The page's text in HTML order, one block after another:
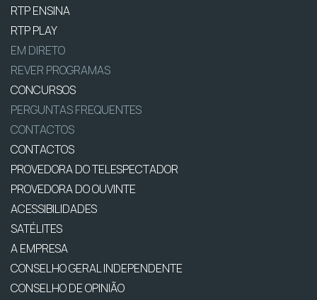
RTP ENSINA
RTP PLAY
EM DIRETO
REVER PROGRAMAS
CONCURSOS
PERGUNTAS FREQUENTES
CONTACTOS
CONTACTOS
PROVEDORA DO TELESPECTADOR
PROVEDORA DO OUVINTE
ACESSIBILIDADES
SATÉLITES
A EMPRESA
CONSELHO GERAL INDEPENDENTE
CONSELHO DE OPINIÃO